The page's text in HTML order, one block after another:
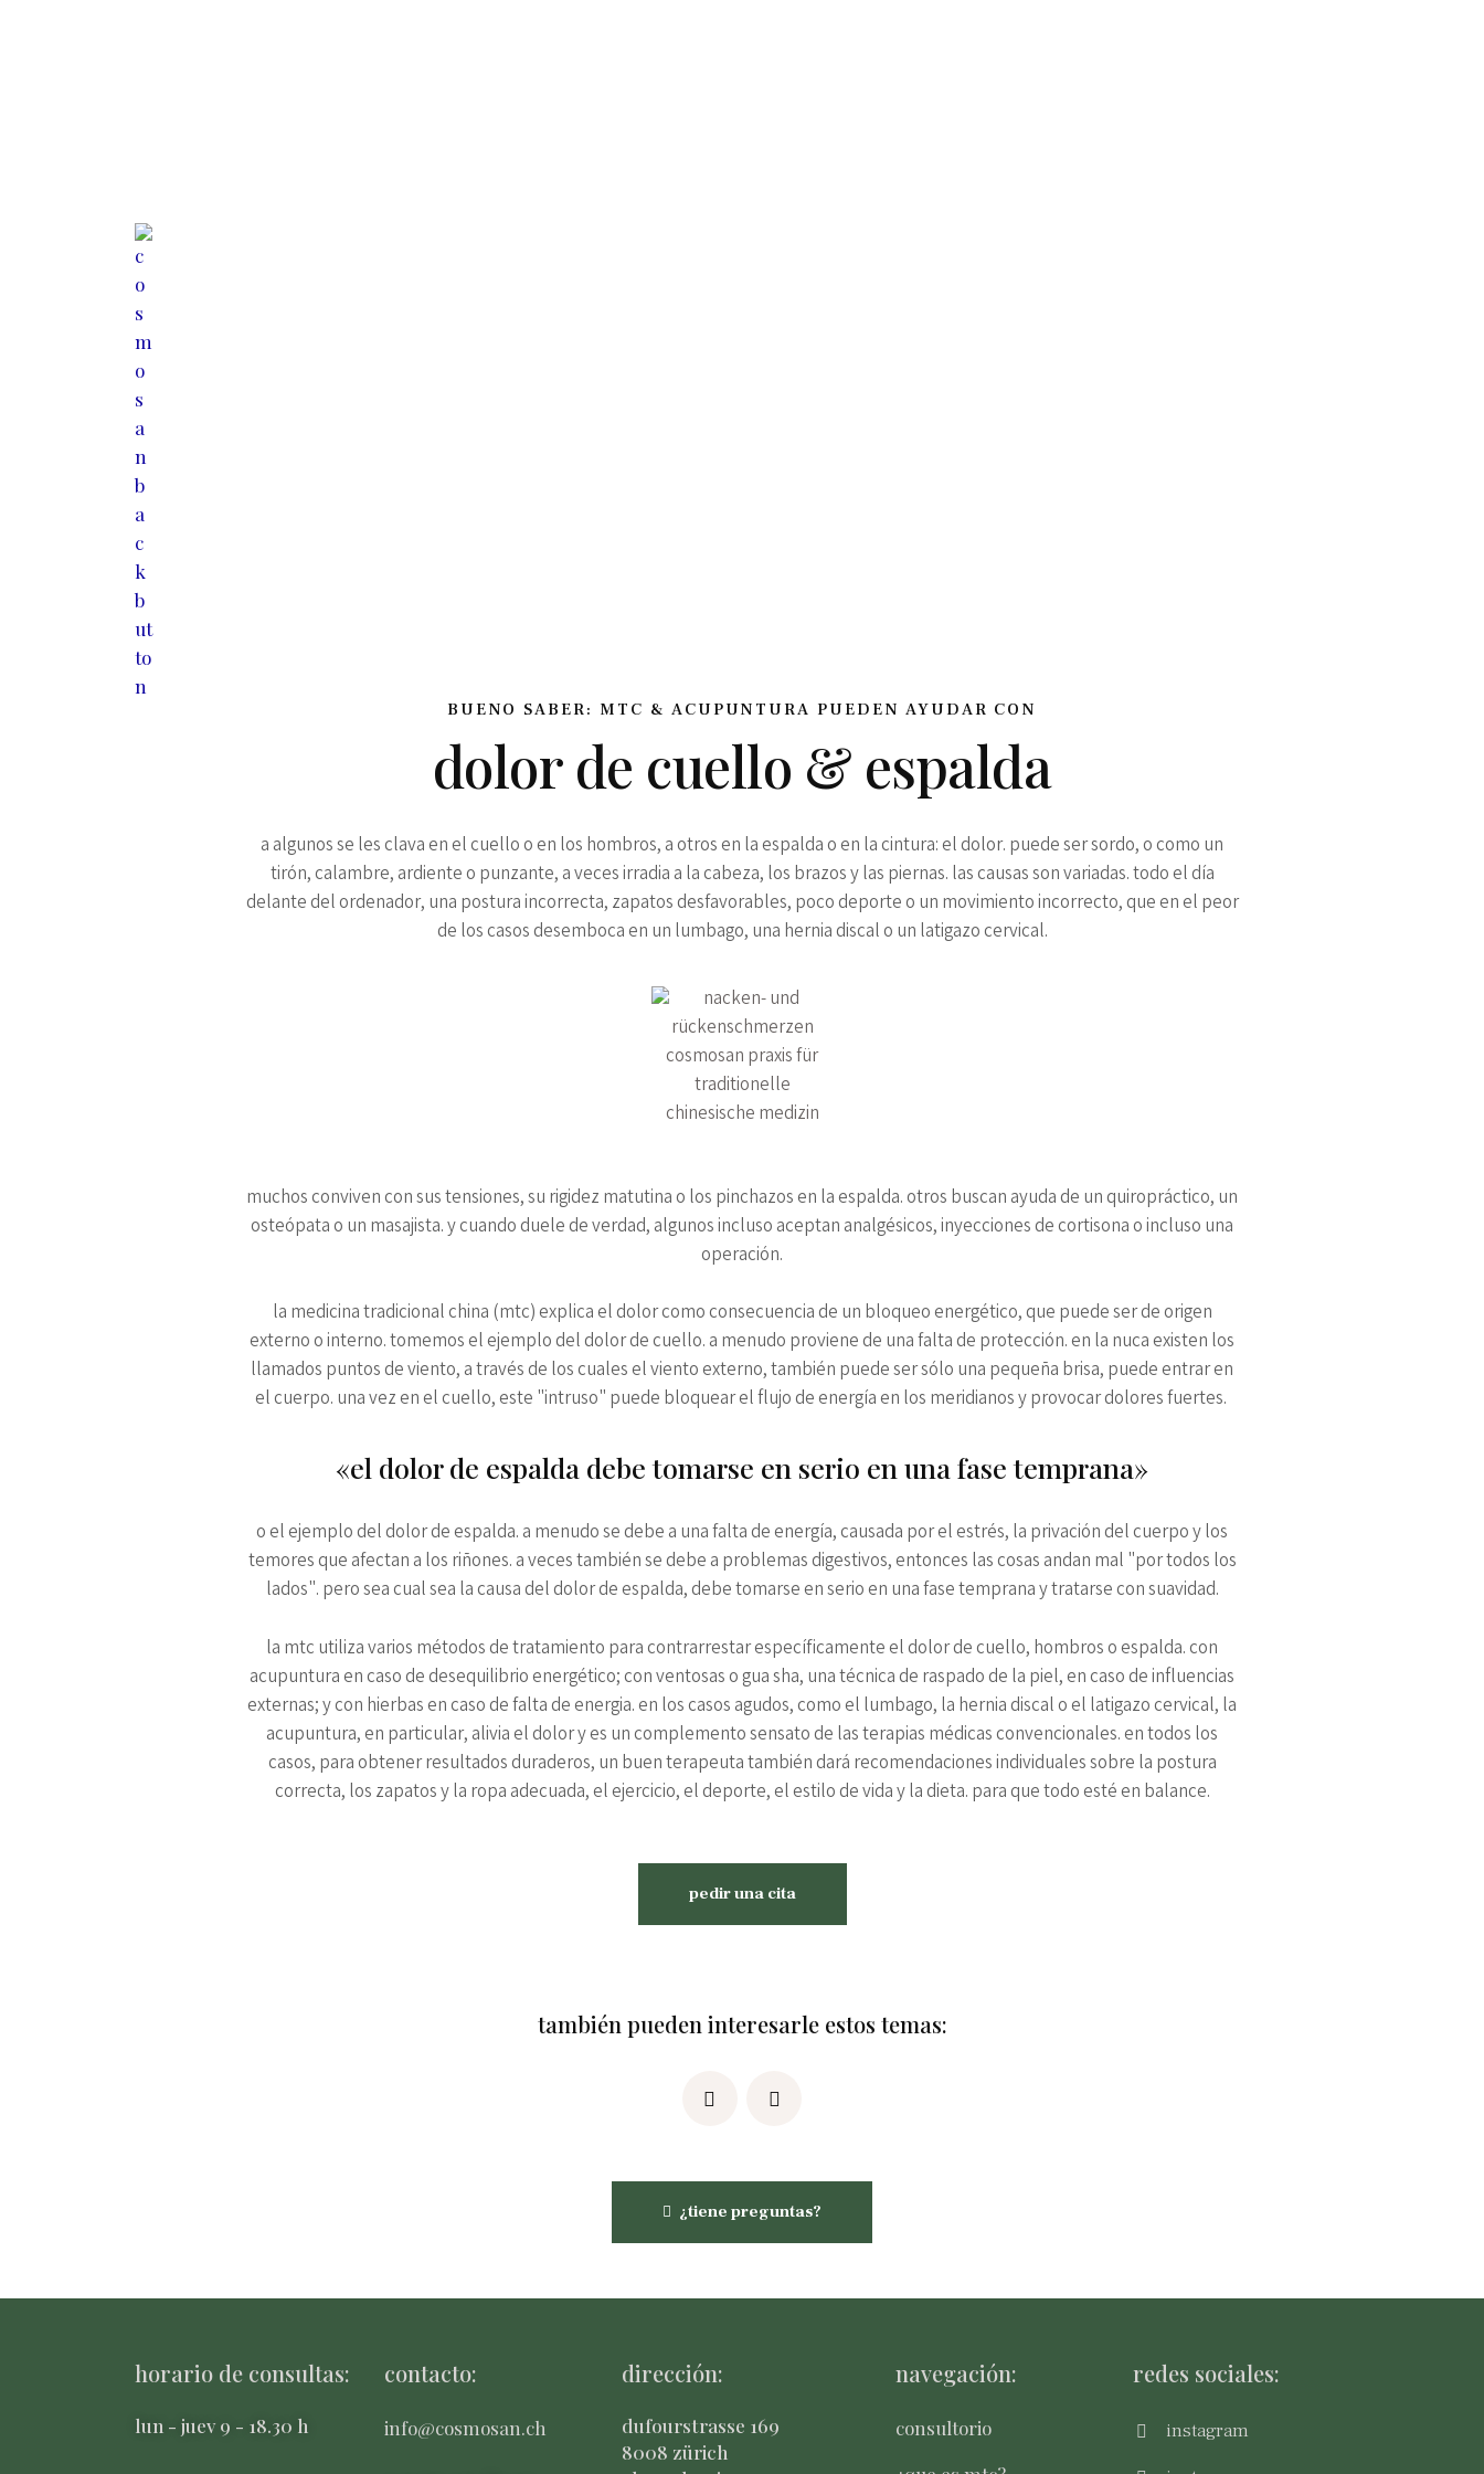
BUENO SABER: MTC & ACUPUNTURA PUEDEN AYUDAR CON
dolor de cuello & espalda
a algunos se les clava en el cuello o en los hombros, a otros en la espalda o en la cintura: el dolor. puede ser sordo, o como un
tirón, calambre, ardiente o punzante, a veces irradia a la cabeza, los brazos y las piernas. las causas son variadas. todo el día
delante del ordenador, una postura incorrecta, zapatos desfavorables, poco deporte o un movimiento incorrecto, que en el peor
de los casos desemboca en un lumbago, una hernia discal o un latigazo cervical.
muchos conviven con sus tensiones, su rigidez matutina o los pinchazos en la espalda. otros buscan ayuda de un quiropráctico, un
osteópata o un masajista. y cuando duele de verdad, algunos incluso aceptan analgésicos, inyecciones de cortisona o incluso una
operación.
la medicina tradicional china (mtc) explica el dolor como consecuencia de un bloqueo energético, que puede ser de origen
externo o interno. tomemos el ejemplo del dolor de cuello. a menudo proviene de una falta de protección. en la nuca existen los
llamados puntos de viento, a través de los cuales el viento externo, también puede ser sólo una pequeña brisa, puede entrar en
el cuerpo. una vez en el cuello, este "intruso" puede bloquear el flujo de energía en los meridianos y provocar dolores fuertes.
«el dolor de espalda debe tomarse en serio en una fase temprana»
o el ejemplo del dolor de espalda. a menudo se debe a una falta de energía, causada por el estrés, la privación del cuerpo y los
temores que afectan a los riñones. a veces también se debe a problemas digestivos, entonces las cosas andan mal "por todos los
lados". pero sea cual sea la causa del dolor de espalda, debe tomarse en serio en una fase temprana y tratarse con suavidad.
la mtc utiliza varios métodos de tratamiento para contrarrestar específicamente el dolor de cuello, hombros o espalda. con
acupuntura en caso de desequilibrio energético; con ventosas o gua sha, una técnica de raspado de la piel, en caso de influencias
externas; y con hierbas en caso de falta de energia. en los casos agudos, como el lumbago, la hernia discal o el latigazo cervical, la
acupuntura, en particular, alivia el dolor y es un complemento sensato de las terapias médicas convencionales. en todos los
casos, para obtener resultados duraderos, un buen terapeuta también dará recomendaciones individuales sobre la postura
correcta, los zapatos y la ropa adecuada, el ejercicio, el deporte, el estilo de vida y la dieta. para que todo esté en balance.
pedir una cita
también pueden interesarle estos temas:
¿tiene preguntas?
horario de consultas:
lun - juev 9 - 18.30 h
contacto:
info@cosmosan.ch
dirección:
dufourstrasse 169
8008 zürich
navegación:
consultorio
redes sociales:
instagram